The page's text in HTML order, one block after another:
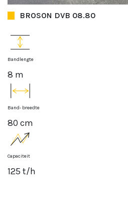
BROSON DVB 08.80
Bandlengte
8 m
Band- breedte
80 cm
Capaciteit
125 t/h